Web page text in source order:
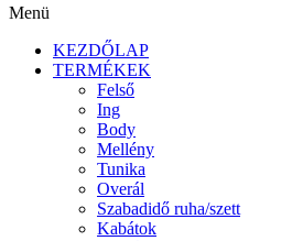
Menü
KEZDŐLAP
TERMÉKEK
Felső
Ing
Body
Mellény
Tunika
Overál
Szabadidő ruha/szett
Kabátok